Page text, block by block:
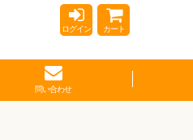
ログイン カート
問い合わせ